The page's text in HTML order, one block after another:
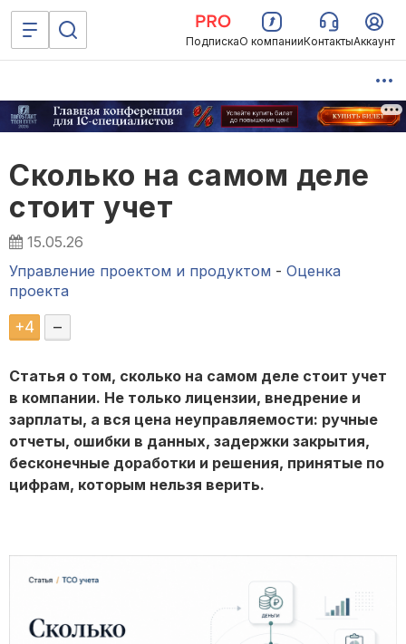
ПодпискаО компанииКонтактыАккаунт
Сколько на самом деле
стоит учет
15.05.26
Управление проектом и продуктом - Оценка
проекта
+4 –
Статья о том, сколько на самом деле стоит учет
в компании. Не только лицензии, внедрение и
зарплаты, а вся цена неуправляемости: ручные
отчеты, ошибки в данных, задержки закрытия,
бесконечные доработки и решения, принятые по
цифрам, которым нельзя верить.